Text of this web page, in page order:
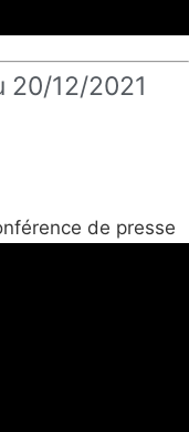
20/12/2021
de presse